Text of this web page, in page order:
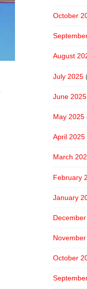
October
August
July 2025
June 2025
May 2025
April 2025
March
February
January
October